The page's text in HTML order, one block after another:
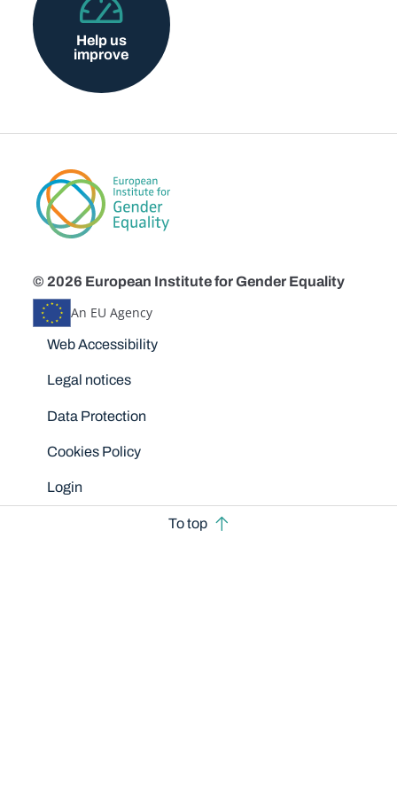
Help us
improve
© 2026 European Institute for Gender Equality
An EU Agency
Disclaimers
Web Accessibility
Legal notices
Data Protection
Cookies Policy
Login
To top